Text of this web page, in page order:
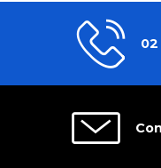
02